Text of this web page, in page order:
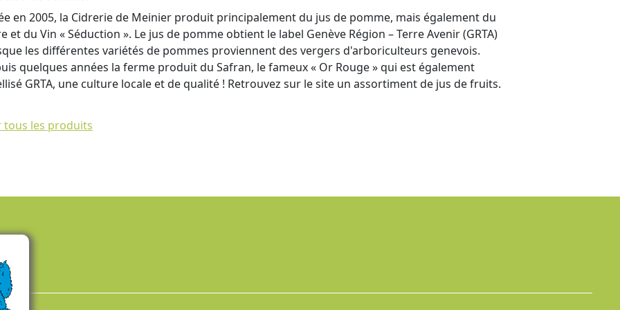
en 2005, la Cidrerie de Meinier produit principalement du jus de pomme, mais également du
et du Vin « Séduction ». Le jus de pomme obtient le label Genève Région – Terre Avenir (GRTA)
les différentes variétés de pommes proviennent des vergers d'arboriculteurs genevois.
quelques années la ferme produit du Safran, le fameux « Or Rouge » qui est également
GRTA, une culture locale et de qualité ! Retrouvez sur le site un assortiment de jus de fruits.
tous les produits